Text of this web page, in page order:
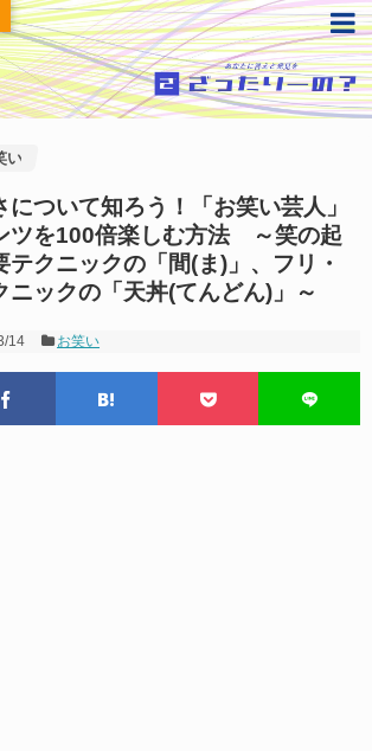
い
について知ろう！「お笑い芸人」
ツを100倍楽しむ方法 ～笑の起
テクニックの「間(ま)」、フリ・
ニックの「天丼(てんどん)」～
14 お笑い